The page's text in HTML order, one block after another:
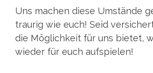
Uns machen diese Umstände
traurig wie euch! Seid
die Möglichkeit für uns bietet,
wieder für euch aufspielen!